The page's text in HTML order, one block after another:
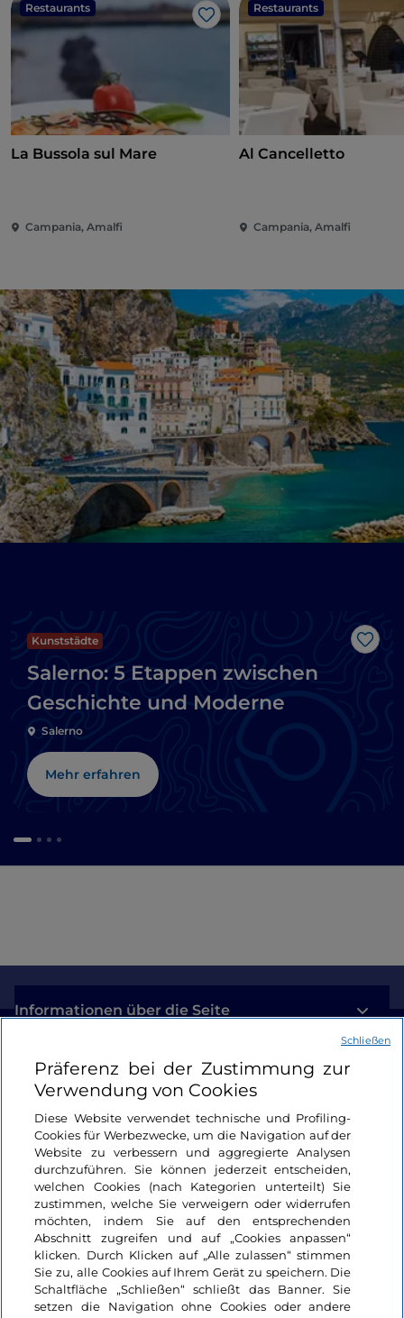
Restaurants
Like
La Bussola sul Mare
Campania, Amalfi
Restaurants
Al Cancelletto
Campania, Amalfi
Like
Kunststädte
Salerno: 5 Etappen zwischen
Geschichte und Moderne
Salerno
Mehr erfahren
Informationen über die Seite
Nützliche Links
Login
Bleiben wir in Kontakt
Präferenz bei der Zustimmung zur
Verwendung von Cookies
Diese Website verwendet technische und Profiling-
Cookies für Werbezwecke, um die Navigation auf der
Website zu verbessern und aggregierte Analysen
durchzuführen. Sie können jederzeit entscheiden,
welchen Cookies (nach Kategorien unterteilt) Sie
zustimmen, welche Sie verweigern oder widerrufen
möchten, indem Sie auf den entsprechenden
Abschnitt zugreifen und auf „Cookies anpassen“
klicken. Durch Klicken auf „Alle zulassen“ stimmen
Sie zu, alle Cookies auf Ihrem Gerät zu speichern. Die
Schaltfläche „Schließen“ schließt das Banner. Sie
setzen die Navigation ohne Cookies oder andere
Schließen